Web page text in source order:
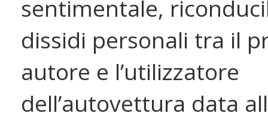
sentimentale,
dissidi personali tra il
autore e l’utilizzatore
dell’autovettura data